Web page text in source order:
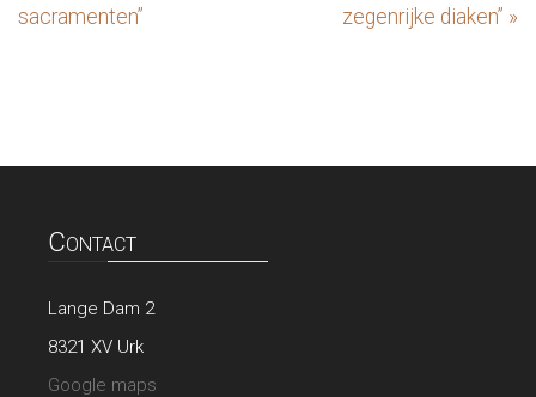
sacramenten”
zegenrijke diaken” »
Contact
Lange Dam 2
8321 XV Urk
Google maps